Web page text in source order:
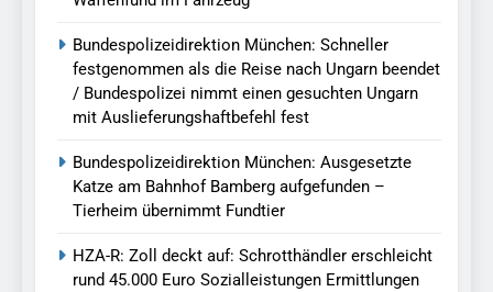
Bundespolizeidirektion München: Schneller
festgenommen als die Reise nach Ungarn beendet
/ Bundespolizei nimmt einen gesuchten Ungarn
mit Auslieferungshaftbefehl fest
Bundespolizeidirektion München: Ausgesetzte
Katze am Bahnhof Bamberg aufgefunden –
Tierheim übernimmt Fundtier
HZA-R: Zoll deckt auf: Schrotthändler erschleicht
rund 45.000 Euro Sozialleistungen Ermittlungen